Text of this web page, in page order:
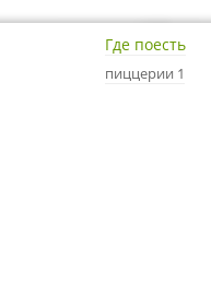
Где поесть
пиццерии 1